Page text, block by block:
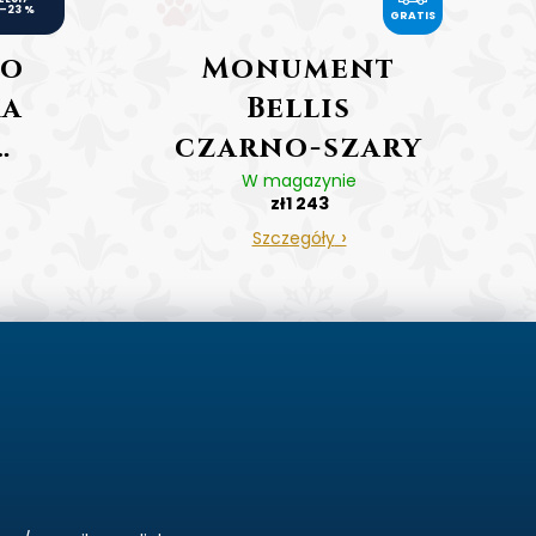
–23 %
R
GRATIS
Monument
Bellis
czarno-szary
cena včetně
gravírování
W magazynie
zł1 243
Szczegóły